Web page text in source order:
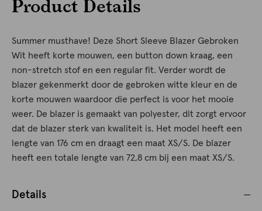
Product Details
Summer musthave! Deze Short Sleeve Blazer Gebroken
Wit heeft korte mouwen, een button down kraag, een
non-stretch stof en een regular fit. Verder wordt de
blazer gekenmerkt door de gebroken witte kleur en de
korte mouwen waardoor die perfect is voor het mooie
weer. De blazer is gemaakt van polyester, dit zorgt ervoor
dat de blazer sterk van kwaliteit is. Het model heeft een
lengte van 176 cm en draagt een maat XS/S. De blazer
heeft een totale lengte van 72,8 cm bij een maat XS/S.
Details